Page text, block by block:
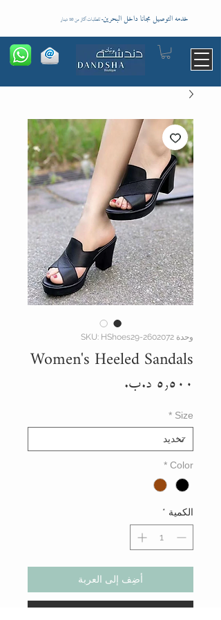
خدمه التوصيل مجانا داخل البحرين- للطلبات اكثر من 10 دينار
وحدة SKU: HShoes29-2602072
Women's Heeled Sandals
Size
*
Color
*
الكمية *
أضِف إلى العربة